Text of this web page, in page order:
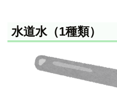
水道水（1種類）